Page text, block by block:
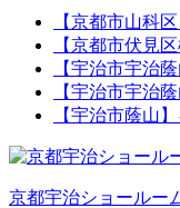
【京都市山科
【京都市伏見
【宇治市宇治
【宇治市宇治
【宇治市蔭山
京都宇治ショールー